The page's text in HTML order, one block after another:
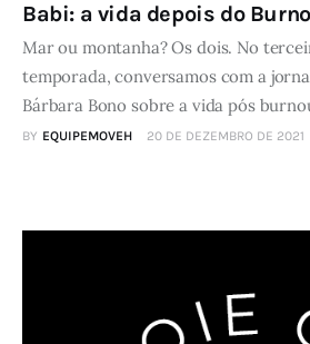
Babi: a vida depois do
Mar ou montanha? Os dois. No
temporada, conversamos com a
Bárbara Bono sobre a vida pós
BY EQUIPEMOVEH 20 DE DEZEMBRO DE 2021